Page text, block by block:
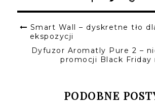
Smart Wall – dyskretne tło
ekspozycji
Dyfuzor Aromatly Pure 2 –
promocji Black Friday
PODOBNE